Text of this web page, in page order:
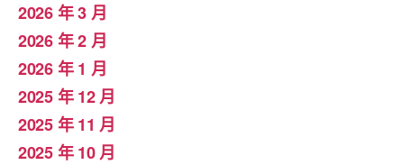
2026 年 3 月
2026 年 2 月
2026 年 1 月
2025 年 12 月
2025 年 11 月
2025 年 10 月